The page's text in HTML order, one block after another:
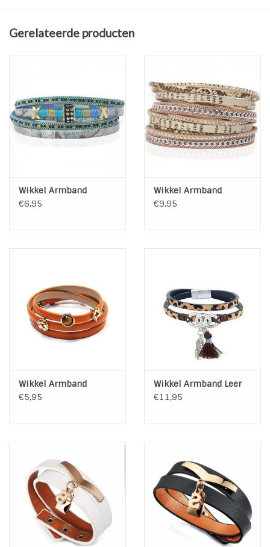
Soort:
Wikkel armband
band:
Grootte 3
ringen
2,5 x 1,3 cm
Gerelateerde producten
Wikkel Armband
€6,95
Wikkel Armband
€9,95
Wikkel Armband
€5,95
Wikkel Armband Leer
€11,95